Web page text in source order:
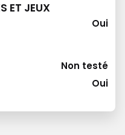
ET JEUX
Oui
Non testé
Oui